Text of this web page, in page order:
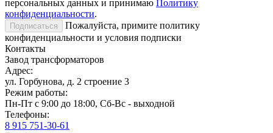
персональных данных и принимаю Политику
конфиденциальности.
Пожалуйста, примите политику
конфиденциальности и условия подписки
Контакты
Завод трансформаторов
Адрес:
ул. Горбунова, д. 2 строение 3
Режим работы:
Пн-Пт с 9:00 до 18:00, Сб-Вс - выходной
Телефоны:
8 915 751-30-61